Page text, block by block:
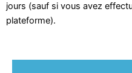
jours (sauf si vous avez
plateforme).